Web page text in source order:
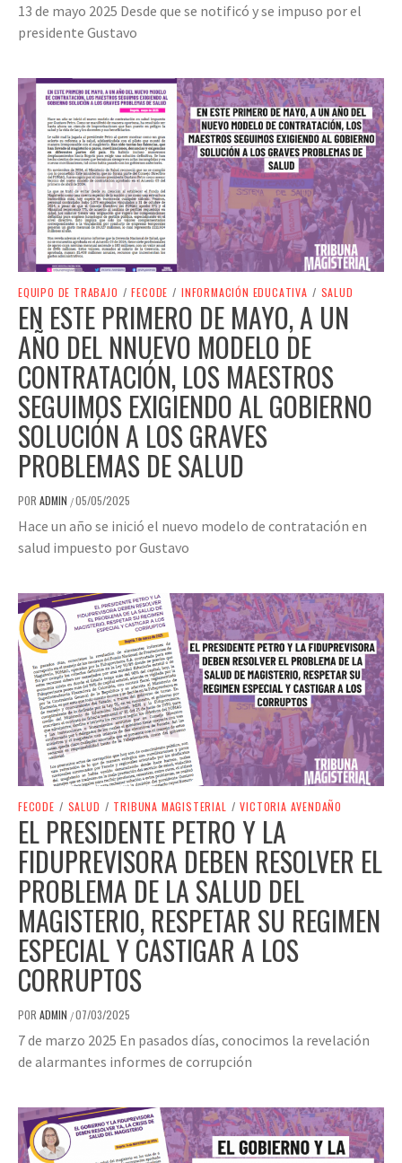
13 de mayo 2025 Desde que se notificó y se impuso por el
presidente Gustavo
EQUIPO DE TRABAJO / FECODE / INFORMACIÓN EDUCATIVA / SALUD
EN ESTE PRIMERO DE MAYO, A UN
AÑO DEL NNUEVO MODELO DE
CONTRATACIÓN, LOS MAESTROS
SEGUIMOS EXIGIENDO AL GOBIERNO
SOLUCIÓN A LOS GRAVES
PROBLEMAS DE SALUD
POR ADMIN /05/05/2025
Hace un año se inició el nuevo modelo de contratación en
salud impuesto por Gustavo
FECODE / SALUD / TRIBUNA MAGISTERIAL / VICTORIA AVENDAÑO
EL PRESIDENTE PETRO Y LA
FIDUPREVISORA DEBEN RESOLVER EL
PROBLEMA DE LA SALUD DEL
MAGISTERIO, RESPETAR SU REGIMEN
ESPECIAL Y CASTIGAR A LOS
CORRUPTOS
POR ADMIN /07/03/2025
7 de marzo 2025 En pasados días, conocimos la revelación
de alarmantes informes de corrupción